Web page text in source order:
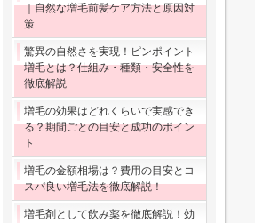
｜自然な増毛前髪ケア方法と原因対
策
驚異の自然さを実現！ピンポイント
増毛とは？仕組み・種類・安全性を
徹底解説
増毛の効果はどれくらいで実感でき
る？期間ごとの目安と成功のポイン
ト
増毛の金額相場は？費用の目安とコ
スパ良い増毛法を徹底解説！
増毛剤として飲み薬を徹底解説！効